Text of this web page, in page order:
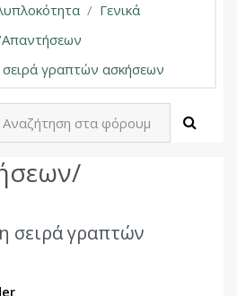
Γενικά
γραπτών ασκήσεων
σειρά γραπτών